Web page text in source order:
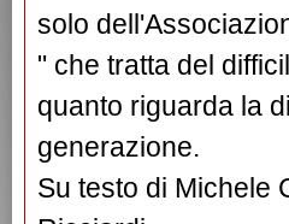
solo
" che tratta del
quanto riguarda la
generazione.
Su testo di Michele